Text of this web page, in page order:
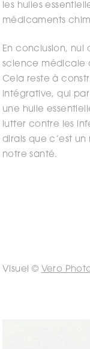
les huiles
médicaments
En conclusion, nul
science médicale
Cela reste à
intégrative, qui
une huile
lutter contre les
dirais que c’est
notre santé.
Visuel © Vero